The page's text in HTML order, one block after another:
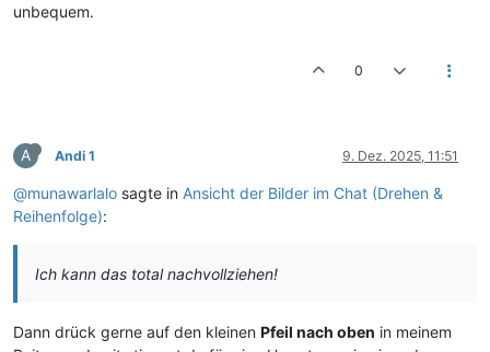
unbequem.
0
A Andi 1 9. Dez. 2025, 11:51
@munawarlalo sagte in Ansicht der Bilder im Chat (Drehen &
Reihenfolge):
Ich kann das total nachvollziehen!
Dann drück gerne auf den kleinen Pfeil nach oben in meinem